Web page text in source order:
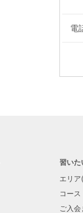
電
習い
エリア
コース
ご入